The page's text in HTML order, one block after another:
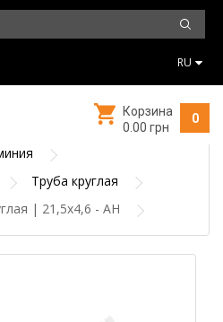
RU
0
Корзина
0.00 грн
Труба круглая
| 21,5х4,6 - АН